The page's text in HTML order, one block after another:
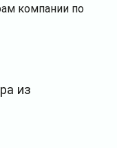
компании по
из